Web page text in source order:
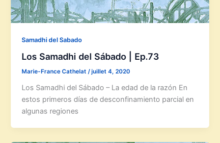
Samadhi del Sabado
Los Samadhi del Sábado | Ep.73
Marie-France Cathelat/juillet 4, 2020
Los Samadhi del Sábado – La edad de la razón En
estos primeros días de desconfinamiento parcial en
algunas regiones